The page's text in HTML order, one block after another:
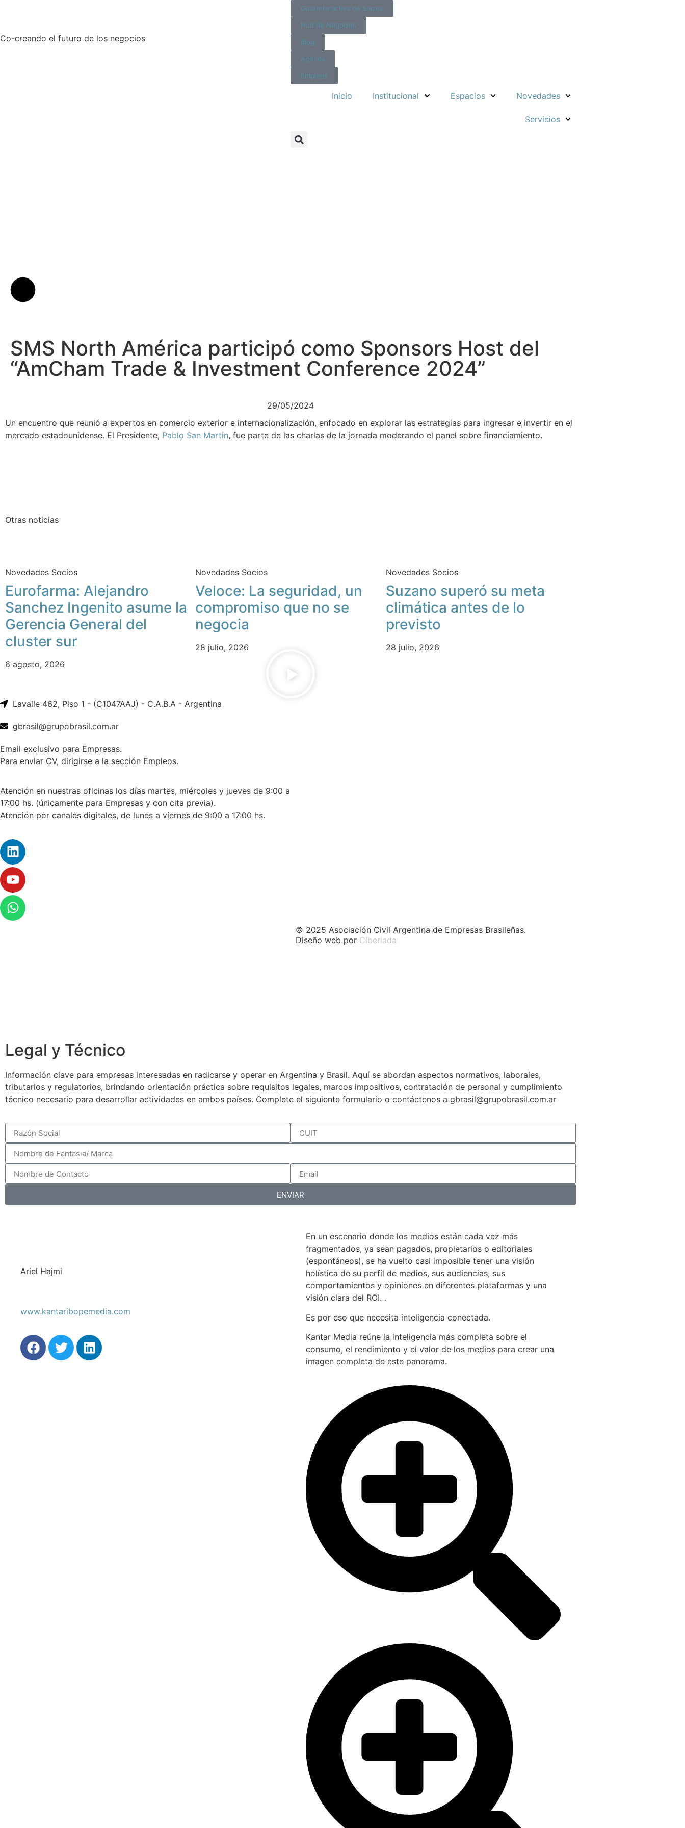
Co-creando el futuro de los negocios
Guía Interactiva de Socios
Hub de Negocios
Blog
Agenda
Empleos
Inicio Institucional Espacios Novedades
Servicios
SMS North América participó como Sponsors Host del
“AmCham Trade & Investment Conference 2024”
29/05/2024
Un encuentro que reunió a expertos en comercio exterior e internacionalización, enfocado en explorar las estrategias para ingresar e invertir en el
mercado estadounidense. El Presidente, Pablo San Martin, fue parte de las charlas de la jornada moderando el panel sobre financiamiento.
Otras noticias
Novedades Socios
Eurofarma: Alejandro
Sanchez Ingenito asume la
Gerencia General del
cluster sur
6 agosto, 2026
Novedades Socios
Veloce: La seguridad, un
compromiso que no se
negocia
28 julio, 2026
Novedades Socios
Suzano superó su meta
climática antes de lo
previsto
28 julio, 2026
Lavalle 462, Piso 1 - (C1047AAJ) - C.A.B.A - Argentina
gbrasil@grupobrasil.com.ar
Email exclusivo para Empresas.
Para enviar CV, dirigirse a la sección Empleos.
Atención en nuestras oficinas los días martes, miércoles y jueves de 9:00 a
17:00 hs. (únicamente para Empresas y con cita previa).
Atención por canales digitales, de lunes a viernes de 9:00 a 17:00 hs.
© 2025 Asociación Civil Argentina de Empresas Brasileñas.
Diseño web por Ciberiada
Legal y Técnico
Información clave para empresas interesadas en radicarse y operar en Argentina y Brasil. Aquí se abordan aspectos normativos, laborales,
tributarios y regulatorios, brindando orientación práctica sobre requisitos legales, marcos impositivos, contratación de personal y cumplimiento
técnico necesario para desarrollar actividades en ambos países. Complete el siguiente formulario o contáctenos a gbrasil@grupobrasil.com.ar
ENVIAR
Ariel Hajmi
www.kantaribopemedia.com
En un escenario donde los medios están cada vez más
fragmentados, ya sean pagados, propietarios o editoriales
(espontáneos), se ha vuelto casi imposible tener una visión
holística de su perfil de medios, sus audiencias, sus
comportamientos y opiniones en diferentes plataformas y una
visión clara del ROI. .
Es por eso que necesita inteligencia conectada.
Kantar Media reúne la inteligencia más completa sobre el
consumo, el rendimiento y el valor de los medios para crear una
imagen completa de este panorama.